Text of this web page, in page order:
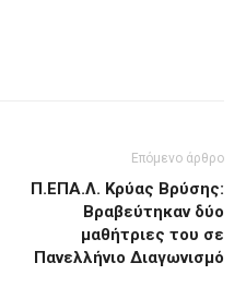
Επόμενο άρθρο
Π.ΕΠΑ.Λ. Κρύας Βρύσης:
Βραβεύτηκαν δύο
μαθήτριες του σε
Πανελλήνιο Διαγωνισμό